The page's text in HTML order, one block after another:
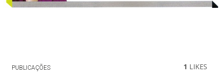
PUBLICAÇÕES 1 LIKES